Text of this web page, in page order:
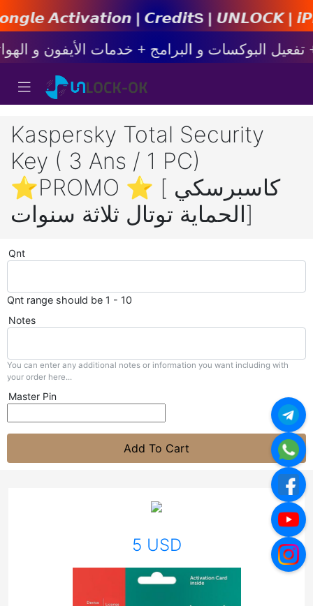
𝘼𝙘𝙩𝙞𝙫𝙖𝙩𝙞𝙤𝙣 | 𝘾𝙧𝙚𝙙𝙞𝙩s | 𝙐𝙉𝙇𝙊𝘾𝙆 |
Kaspersky Total Security
Key ( 3 Ans / 1 PC)
⭐PROMO ⭐ [ كاسبرسكي
الحماية توتال ثلاثة سنوات]
Qnt
Qnt range should be 1 - 10
Notes
You can enter any additional notes or information you want including with
your order here...
Master Pin
Add To Cart
5 USD